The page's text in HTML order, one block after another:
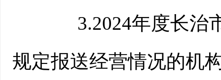
3.2024年度长治市
规定报送经营情况的机